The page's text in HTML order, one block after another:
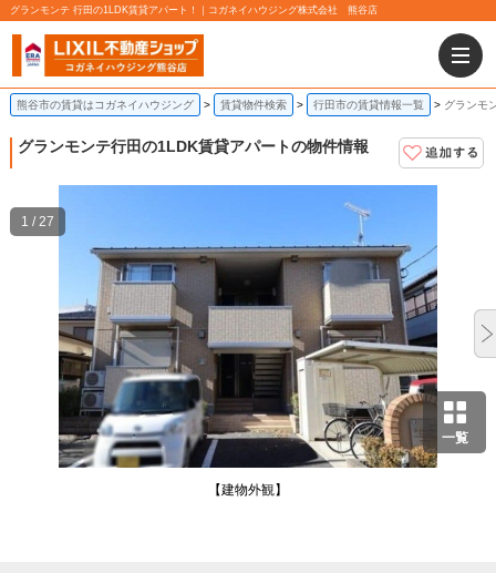
グランモンテ 行田の1LDK賃貸アパート！｜コガネイハウジング株式会社 熊谷店
熊谷市の賃貸はコガネイハウジング 賃貸物件検索 行田市の賃貸情報一覧 グランモ
グランモンテ行田の1LDK賃貸アパートの物件情報
一覧
【建物外観】
1 / 27